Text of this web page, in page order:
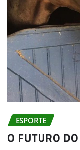
ESPORTE
O FUTURO